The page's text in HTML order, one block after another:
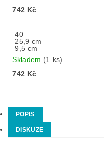
742 Kč
40
25,9 cm
9,5 cm
Skladem (1 ks)
742 Kč
POPIS
DISKUZE